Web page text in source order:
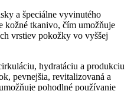
a špeciálne vyvinutého
kožné tkanivo, čím umožňuje
vrstiev pokožky vo vyššej
hydratáciu a produkciu
pevnejšia, revitalizovaná a
pohodlné používanie